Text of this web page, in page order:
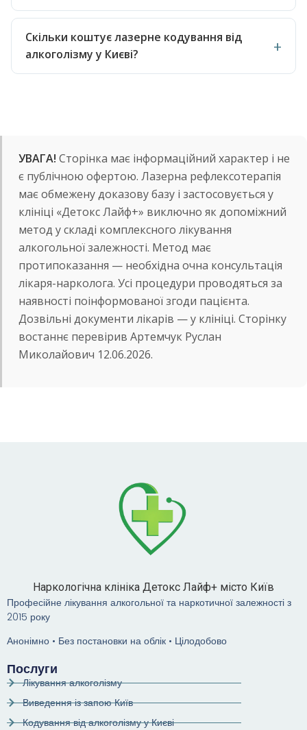
Скільки коштує лазерне кодування від
алкоголізму у Києві?
УВАГА! Сторінка має інформаційний характер і не
є публічною офертою. Лазерна рефлексотерапія
має обмежену доказову базу і застосовується у
клініці «Детокс Лайф+» виключно як допоміжний
метод у складі комплексного лікування
алкогольної залежності. Метод має
протипоказання — необхідна очна консультація
лікаря-нарколога. Усі процедури проводяться за
наявності поінформованої згоди пацієнта.
Дозвільні документи лікарів — у клініці. Сторінку
востаннє перевірив Артемчук Руслан
Миколайович 12.06.2026.
Наркологічна клініка Детокс Лайф+ місто Київ
Професійне лікування алкогольної та наркотичної залежності з
2015 року
Анонімно • Без постановки на облік • Цілодобово
Послуги
Лікування алкоголізму
Виведення із запою Київ
Кодування від алкоголізму у Києві